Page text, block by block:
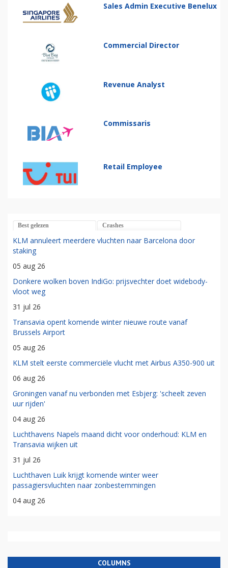
Sales Admin Executive Benelux
Commercial Director
Revenue Analyst
Commissaris
Retail Employee
Best gelezen Crashes
KLM annuleert meerdere vluchten naar Barcelona door
staking
05 aug 26
Donkere wolken boven IndiGo: prijsvechter doet widebody-
vloot weg
31 jul 26
Transavia opent komende winter nieuwe route vanaf
Brussels Airport
05 aug 26
KLM stelt eerste commerciële vlucht met Airbus A350-900 uit
06 aug 26
Groningen vanaf nu verbonden met Esbjerg: 'scheelt zeven
uur rijden'
04 aug 26
Luchthavens Napels maand dicht voor onderhoud: KLM en
Transavia wijken uit
31 jul 26
Luchthaven Luik krijgt komende winter weer
passagiersvluchten naar zonbestemmingen
04 aug 26
COLUMNS